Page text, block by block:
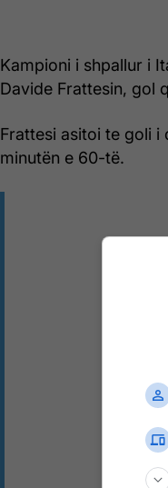
Kampioni i shpallur i
Davide Frattesin, gol
Frattesi asitoi te goli i
minutën e 60-të.